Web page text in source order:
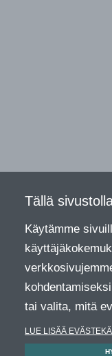
Tällä
Käytämme
tai valita, mitä
LUE LISÄÄ